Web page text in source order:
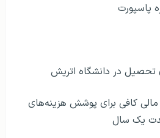
پاسپورت
تحصیل در دانشگاه اتریش
کافی برای پوشش هزینه‌های
یک سال